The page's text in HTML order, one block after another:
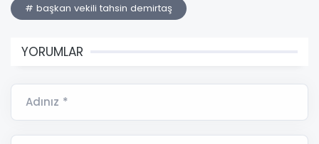
# başkan vekili tahsin demirtaş
YORUMLAR
Adınız *